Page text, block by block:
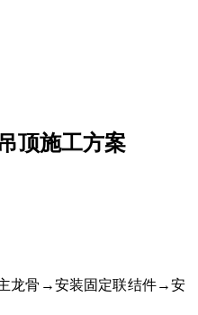
顶施工方案
龙骨→安装固定联结件→安